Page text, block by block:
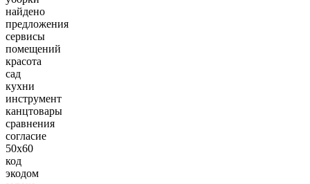
найдено
предложения
сервисы
помещений
красота
сад
кухни
инструмент
канцтовары
сравнения
согласие
50х60
код
экодом